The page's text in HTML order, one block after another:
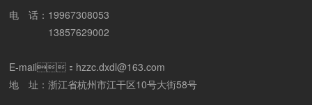
电 话： 19967308053
13857629002
E-mail： hzzc.dxdl@163.com
地 址：浙江省杭州市江干区10号大街58号